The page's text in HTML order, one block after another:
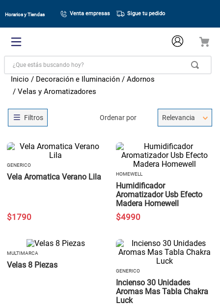
Horarios y Tiendas Venta empresas Sigue tu pedido
¿Que estás buscando hoy?
Decoración e Iluminación
Adornos
Velas y Aromatizadores
Ordenar por Relevancia
GENERICO
Vela Aromatica Verano Lila
$1790
HOMEWELL
Humidificador
Aromatizador Usb Efecto
Madera Homewell
$4990
MULTIMARCA
Velas 8 Piezas
GENERICO
Incienso 30 Unidades
Aromas Mas Tabla Chakra
Luck